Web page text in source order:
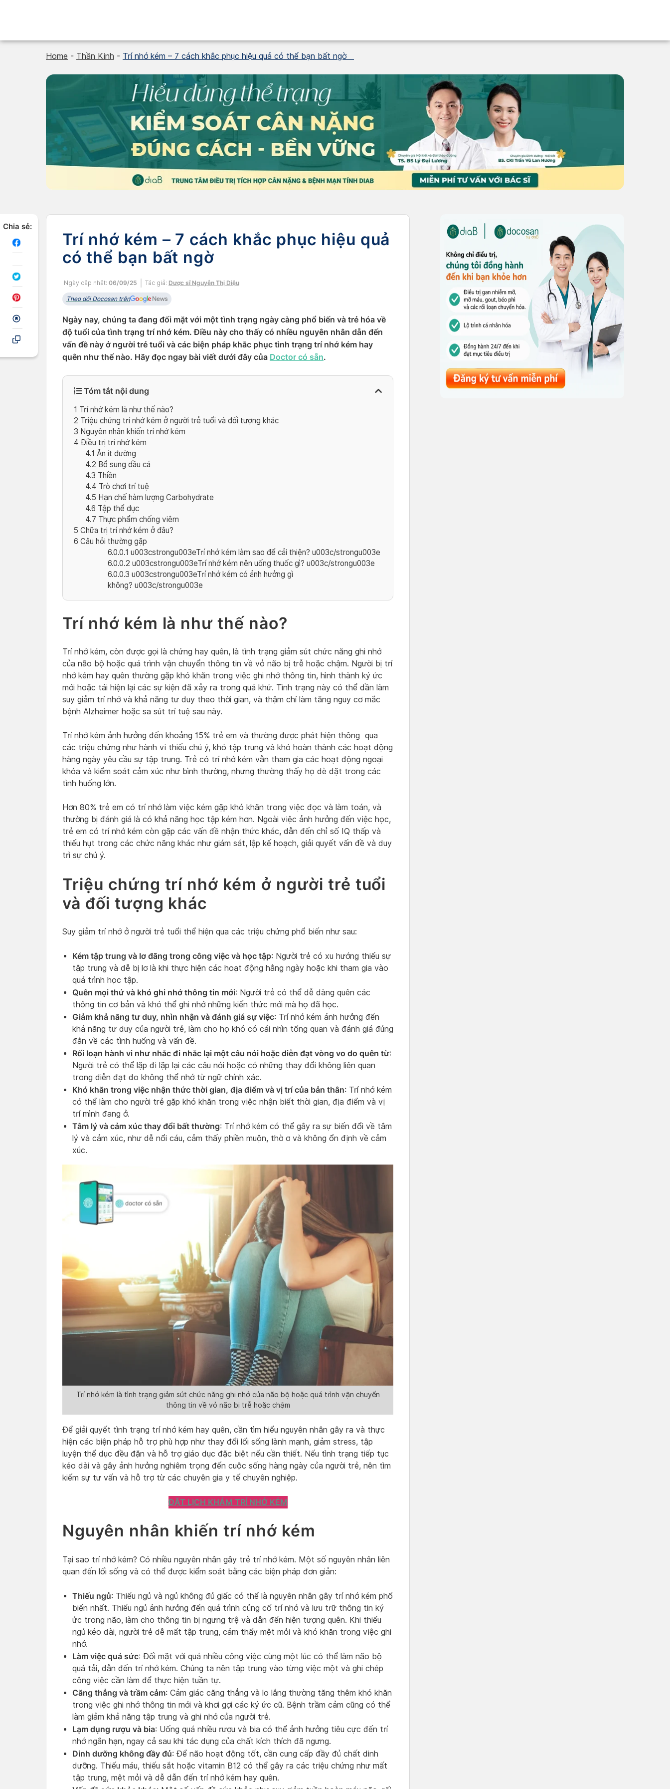
Home - Thần Kinh - Trí nhớ kém – 7 cách khắc phục hiệu quả có thể bạn bất ngờ
Chia sẻ:
Trí nhớ kém – 7 cách khắc phục hiệu quả
có thể bạn bất ngờ
Ngày cập nhật: 06/09/25 Tác giả: Dược sĩ Nguyễn Thị Diệu
Theo dõi Docosan trên
Ngày nay, chúng ta đang đối mặt với một tình trạng ngày càng phổ biến và trẻ hóa về
độ tuổi của tình trạng trí nhớ kém. Điều này cho thấy có nhiều nguyên nhân dẫn đến
vấn đề này ở người trẻ tuổi và các biện pháp khắc phục tình trạng trí nhớ kém hay
quên như thế nào. Hãy đọc ngay bài viết dưới đây của Doctor có sẵn.
Tóm tắt nội dung
1 Trí nhớ kém là như thế nào?
2 Triệu chứng trí nhớ kém ở người trẻ tuổi và đối tượng khác
3 Nguyên nhân khiến trí nhớ kém
4 Điều trị trí nhớ kém
4.1 Ăn ít đường
4.2 Bổ sung dầu cá
4.3 Thiền
4.4 Trò chơi trí tuệ
4.5 Hạn chế hàm lượng Carbohydrate
4.6 Tập thể dục
4.7 Thực phẩm chống viêm
5 Chữa trị trí nhớ kém ở đâu?
6 Câu hỏi thường gặp
6.0.0.1 u003cstrongu003eTrí nhớ kém làm sao để cải thiện? u003c/strongu003e
6.0.0.2 u003cstrongu003eTrí nhớ kém nên uống thuốc gì? u003c/strongu003e
6.0.0.3 u003cstrongu003eTrí nhớ kém có ảnh hưởng gì
không? u003c/strongu003e
Trí nhớ kém là như thế nào?
Trí nhớ kém, còn được gọi là chứng hay quên, là tình trạng giảm sút chức năng ghi nhớ
của não bộ hoặc quá trình vận chuyển thông tin về vỏ não bị trễ hoặc chậm. Người bị trí
nhớ kém hay quên thường gặp khó khăn trong việc ghi nhớ thông tin, hình thành ký ức
mới hoặc tái hiện lại các sự kiện đã xảy ra trong quá khứ. Tình trạng này có thể dần làm
suy giảm trí nhớ và khả năng tư duy theo thời gian, và thậm chí làm tăng nguy cơ mắc
bệnh Alzheimer hoặc sa sút trí tuệ sau này.
Trí nhớ kém ảnh hưởng đến khoảng 15% trẻ em và thường được phát hiện thông qua
các triệu chứng như hành vi thiếu chú ý, khó tập trung và khó hoàn thành các hoạt động
hàng ngày yêu cầu sự tập trung. Trẻ có trí nhớ kém vẫn tham gia các hoạt động ngoại
khóa và kiểm soát cảm xúc như bình thường, nhưng thường thấy họ dè dặt trong các
tình huống lớn.
Hơn 80% trẻ em có trí nhớ làm việc kém gặp khó khăn trong việc đọc và làm toán, và
thường bị đánh giá là có khả năng học tập kém hơn. Ngoài việc ảnh hưởng đến việc học,
trẻ em có trí nhớ kém còn gặp các vấn đề nhận thức khác, dẫn đến chỉ số IQ thấp và
thiếu hụt trong các chức năng khác như giám sát, lập kế hoạch, giải quyết vấn đề và duy
trì sự chú ý.
Triệu chứng trí nhớ kém ở người trẻ tuổi
và đối tượng khác
Suy giảm trí nhớ ở người trẻ tuổi thể hiện qua các triệu chứng phổ biến như sau:
Kém tập trung và lơ đãng trong công việc và học tập: Người trẻ có xu hướng thiếu sự
tập trung và dễ bị lơ là khi thực hiện các hoạt động hằng ngày hoặc khi tham gia vào
quá trình học tập.
Quên mọi thứ và khó ghi nhớ thông tin mới: Người trẻ có thể dễ dàng quên các
thông tin cơ bản và khó thể ghi nhớ những kiến thức mới mà họ đã học.
Giảm khả năng tư duy, nhìn nhận và đánh giá sự việc: Trí nhớ kém ảnh hưởng đến
khả năng tư duy của người trẻ, làm cho họ khó có cái nhìn tổng quan và đánh giá đúng
đắn về các tình huống và vấn đề.
Rối loạn hành vi như nhắc đi nhắc lại một câu nói hoặc diễn đạt vòng vo do quên từ:
Người trẻ có thể lặp đi lặp lại các câu nói hoặc có những thay đổi không liên quan
trong diễn đạt do không thể nhớ từ ngữ chính xác.
Khó khăn trong việc nhận thức thời gian, địa điểm và vị trí của bản thân: Trí nhớ kém
có thể làm cho người trẻ gặp khó khăn trong việc nhận biết thời gian, địa điểm và vị
trí mình đang ở.
Tâm lý và cảm xúc thay đổi bất thường: Trí nhớ kém có thể gây ra sự biến đổi về tâm
lý và cảm xúc, như dễ nổi cáu, cảm thấy phiền muộn, thờ ơ và không ổn định về cảm
xúc.
Trí nhớ kém là tình trạng giảm sút chức năng ghi nhớ của não bộ hoặc quá trình vận chuyển
thông tin về vỏ não bị trễ hoặc chậm
Để giải quyết tình trạng trí nhớ kém hay quên, cần tìm hiểu nguyên nhân gây ra và thực
hiện các biện pháp hỗ trợ phù hợp như thay đổi lối sống lành mạnh, giảm stress, tập
luyện thể dục đều đặn và hỗ trợ giáo dục đặc biệt nếu cần thiết. Nếu tình trạng tiếp tục
kéo dài và gây ảnh hưởng nghiêm trọng đến cuộc sống hàng ngày của người trẻ, nên tìm
kiếm sự tư vấn và hỗ trợ từ các chuyên gia y tế chuyên nghiệp.
ĐẶT LỊCH KHÁM TRÍ NHỚ KÉM
Nguyên nhân khiến trí nhớ kém
Tại sao trí nhớ kém? Có nhiều nguyên nhân gây trẻ trí nhớ kém. Một số nguyên nhân liên
quan đến lối sống và có thể được kiểm soát bằng các biện pháp đơn giản:
Thiếu ngủ: Thiếu ngủ và ngủ không đủ giấc có thể là nguyên nhân gây trí nhớ kém phổ
biến nhất. Thiếu ngủ ảnh hưởng đến quá trình củng cố trí nhớ và lưu trữ thông tin ký
ức trong não, làm cho thông tin bị ngưng trệ và dẫn đến hiện tượng quên. Khi thiếu
ngủ kéo dài, người trẻ dễ mất tập trung, cảm thấy mệt mỏi và khó khăn trong việc ghi
nhớ.
Làm việc quá sức: Đối mặt với quá nhiều công việc cùng một lúc có thể làm não bộ
quá tải, dẫn đến trí nhớ kém. Chúng ta nên tập trung vào từng việc một và ghi chép
công việc cần làm để thực hiện tuần tự.
Căng thẳng và trầm cảm: Cảm giác căng thẳng và lo lắng thường tăng thêm khó khăn
trong việc ghi nhớ thông tin mới và khơi gợi các ký ức cũ. Bệnh trầm cảm cũng có thể
làm giảm khả năng tập trung và ghi nhớ của người trẻ.
Lạm dụng rượu và bia: Uống quá nhiều rượu và bia có thể ảnh hưởng tiêu cực đến trí
nhớ ngắn hạn, ngay cả sau khi tác dụng của chất kích thích đã ngưng.
Dinh dưỡng không đầy đủ: Để não hoạt động tốt, cần cung cấp đầy đủ chất dinh
dưỡng. Thiếu máu, thiếu sắt hoặc vitamin B12 có thể gây ra các triệu chứng như mất
tập trung, mệt mỏi và dễ dẫn đến trí nhớ kém hay quên.